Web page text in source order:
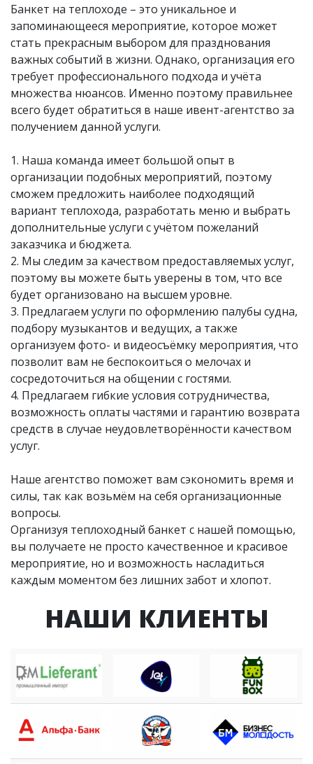
Банкет на теплоходе – это уникальное и
запоминающееся мероприятие, которое может
стать прекрасным выбором для празднования
важных событий в жизни. Однако, организация его
требует профессионального подхода и учёта
множества нюансов. Именно поэтому правильнее
всего будет обратиться в наше ивент-агентство за
получением данной услуги.
1. Наша команда имеет большой опыт в
организации подобных мероприятий, поэтому
сможем предложить наиболее подходящий
вариант теплохода, разработать меню и выбрать
дополнительные услуги с учётом пожеланий
заказчика и бюджета.
2. Мы следим за качеством предоставляемых услуг,
поэтому вы можете быть уверены в том, что все
будет организовано на высшем уровне.
3. Предлагаем услуги по оформлению палубы судна,
подбору музыкантов и ведущих, а также
организуем фото- и видеосъёмку мероприятия, что
позволит вам не беспокоиться о мелочах и
сосредоточиться на общении с гостями.
4. Предлагаем гибкие условия сотрудничества,
возможность оплаты частями и гарантию возврата
средств в случае неудовлетворённости качеством
услуг.
Наше агентство поможет вам сэкономить время и
силы, так как возьмём на себя организационные
вопросы.
Организуя теплоходный банкет с нашей помощью,
вы получаете не просто качественное и красивое
мероприятие, но и возможность насладиться
каждым моментом без лишних забот и хлопот.
НАШИ КЛИЕНТЫ